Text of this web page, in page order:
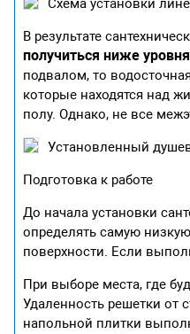
Схема установки
В результате
получиться ниже
подвалом, то
которые находятся над
полу. Однако, не все
Установленный
Подготовка к работе
До начала установки
определять самую
поверхности. Если
При выборе места, где
Удаленность решетки от
напольной плитки